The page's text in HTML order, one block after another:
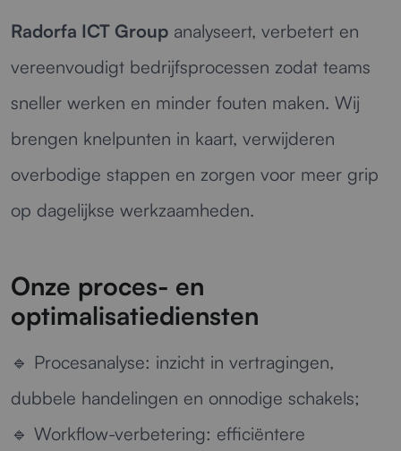
Radorfa ICT Group analyseert, verbetert en
vereenvoudigt bedrijfsprocessen zodat teams
sneller werken en minder fouten maken. Wij
brengen knelpunten in kaart, verwijderen
overbodige stappen en zorgen voor meer grip
op dagelijkse werkzaamheden.
Onze proces- en
optimalisatiediensten
🔹 Procesanalyse: inzicht in vertragingen,
dubbele handelingen en onnodige schakels;
🔹 Workflow-verbetering: efficiëntere